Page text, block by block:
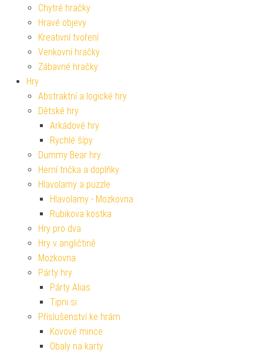
Chytré hračky
Hravé objevy
Kreativní tvoření
Venkovní hračky
Zábavné hračky
Hry
Abstraktní a logické hry
Dětské hry
Arkádové hry
Rychlé šípy
Dummy Bear hry
Herní trička a doplňky
Hlavolamy a puzzle
Hlavolamy - Mozkovna
Rubikova kostka
Hry pro dva
Hry v angličtině
Mozkovna
Párty hry
Párty Alias
Tipni si
Příslušenství ke hrám
Kovové mince
Obaly na karty